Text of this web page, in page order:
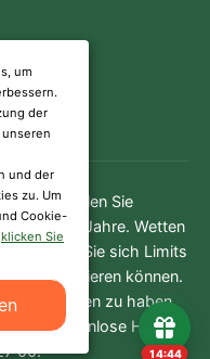
Spielen Sie
über 18 Jahre. Wetten
Setzen Sie sich Limits
nicht verlieren können.
dem Spielen zu haben,
die kostenlose Hotline
00.
um
der
und der
zu. Um
Cookie-
klicken Sie
14:43